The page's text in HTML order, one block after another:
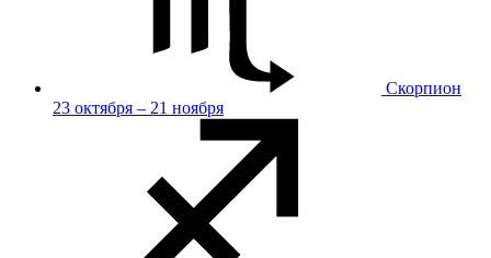
Скорпион
23 октября – 21 ноября